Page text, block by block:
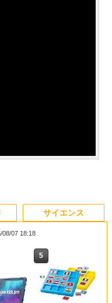
5
08/07 18:18
5
サイエンス